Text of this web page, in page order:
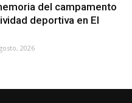
del campamento
deportiva en El
2026